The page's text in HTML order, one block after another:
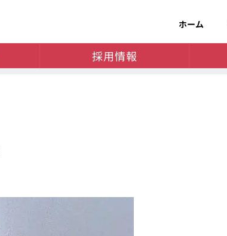
ホーム
採用情報